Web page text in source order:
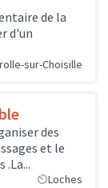
de la
d'un
sur-Choisille
des
et le
Loches